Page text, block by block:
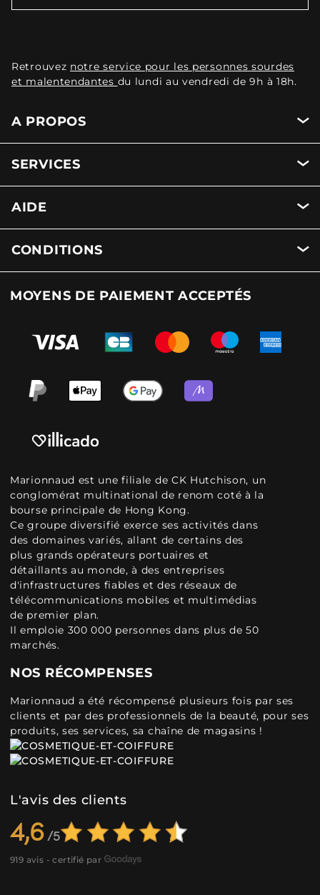
Retrouvez notre service pour les personnes sourdes
et malentendantes du lundi au vendredi de 9h à 18h.
A PROPOS
SERVICES
AIDE
CONDITIONS
MOYENS DE PAIEMENT ACCEPTÉS
Marionnaud est une filiale de CK Hutchison, un
conglomérat multinational de renom coté à la
bourse principale de Hong Kong.
Ce groupe diversifié exerce ses activités dans
des domaines variés, allant de certains des
plus grands opérateurs portuaires et
détaillants au monde, à des entreprises
d'infrastructures fiables et des réseaux de
télécommunications mobiles et multimédias
de premier plan.
Il emploie 300 000 personnes dans plus de 50
marchés.
NOS RÉCOMPENSES
Marionnaud a été récompensé plusieurs fois par ses
clients et par des professionnels de la beauté, pour ses
produits, ses services, sa chaîne de magasins !
L'avis des clients
4,6
919 avis - certifié par